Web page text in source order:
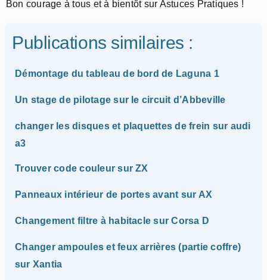
Bon courage à tous et à bientôt sur Astuces Pratiques !
Publications similaires :
Démontage du tableau de bord de Laguna 1
Un stage de pilotage sur le circuit d’Abbeville
changer les disques et plaquettes de frein sur audi
a3
Trouver code couleur sur ZX
Panneaux intérieur de portes avant sur AX
Changement filtre à habitacle sur Corsa D
Changer ampoules et feux arrières (partie coffre)
sur Xantia